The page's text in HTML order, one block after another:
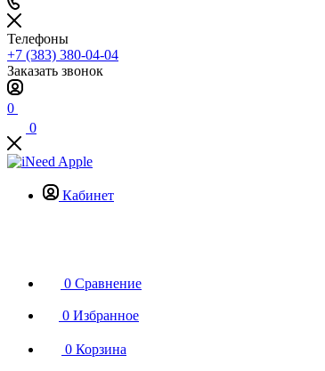
Телефоны
+7 (383) 380-04-04
Заказать звонок
0
0
Кабинет
0 Сравнение
0 Избранное
0 Корзина